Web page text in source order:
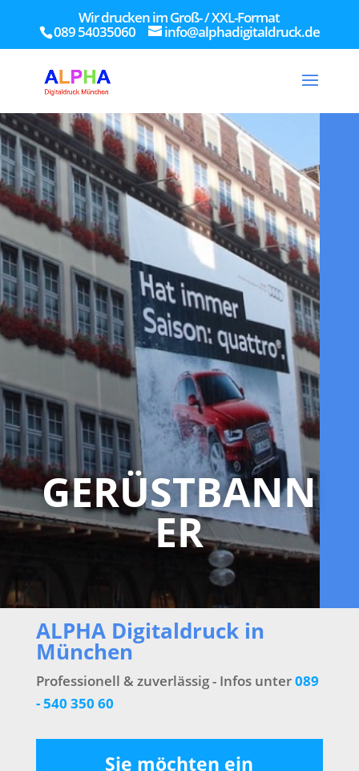
Wir drucken im Groß- / XXL-Format
089 54035060 info@alphadigitaldruck.de
/ 100
SEO Punktzahl
GERÜSTBANN
ER
ALPHA Digitaldruck in
München
Professionell & zuverlässig - Infos unter089
- 540 350 60
Sie möchten ein